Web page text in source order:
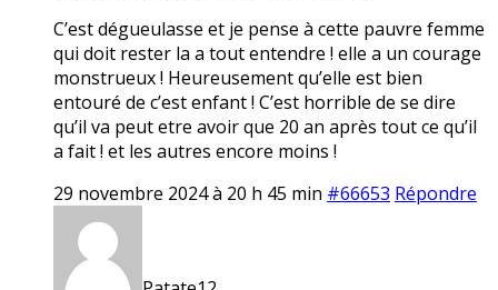
C’est dégueulasse et je pense à cette pauvre femme
qui doit rester la a tout entendre ! elle a un courage
monstrueux ! Heureusement qu’elle est bien
entouré de c’est enfant ! C’est horrible de se dire
qu’il va peut etre avoir que 20 an après tout ce qu’il
a fait ! et les autres encore moins !
29 novembre 2024 à 20 h 45 min #66653 Répondre